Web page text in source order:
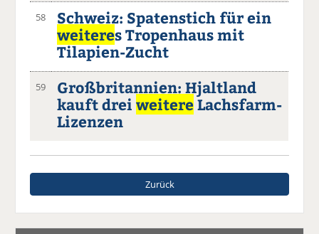
58
Schweiz: Spatenstich für ein
weiteres Tropenhaus mit
Tilapien-Zucht
59
Großbritannien: Hjaltland
kauft dreiweitereLachsfarm-
Lizenzen
Zurück